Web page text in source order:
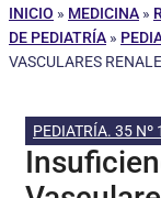
INICIO » MEDICINA »
DE PEDIATRÍA »
VASCULARES
PEDIATRÍA. 35 Nº 1